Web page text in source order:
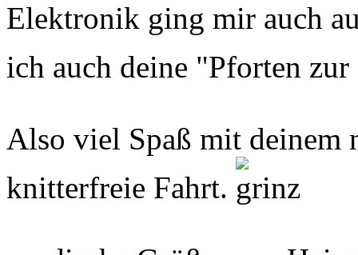
Elektronik ging mir auch
ich auch deine "Pforten
Also viel Spaß mit deinem
knitterfreie Fahrt.